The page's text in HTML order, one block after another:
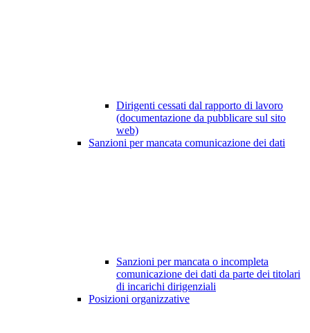
Dirigenti cessati dal rapporto di lavoro
(documentazione da pubblicare sul sito
web)
Sanzioni per mancata comunicazione dei dati
Sanzioni per mancata o incompleta
comunicazione dei dati da parte dei titolari
di incarichi dirigenziali
Posizioni organizzative